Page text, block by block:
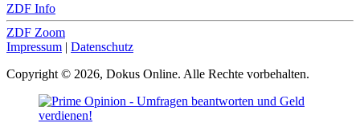
ZDF Info
ZDF Zoom
Impressum | Datenschutz
Copyright © 2026, Dokus Online. Alle Rechte vorbehalten.